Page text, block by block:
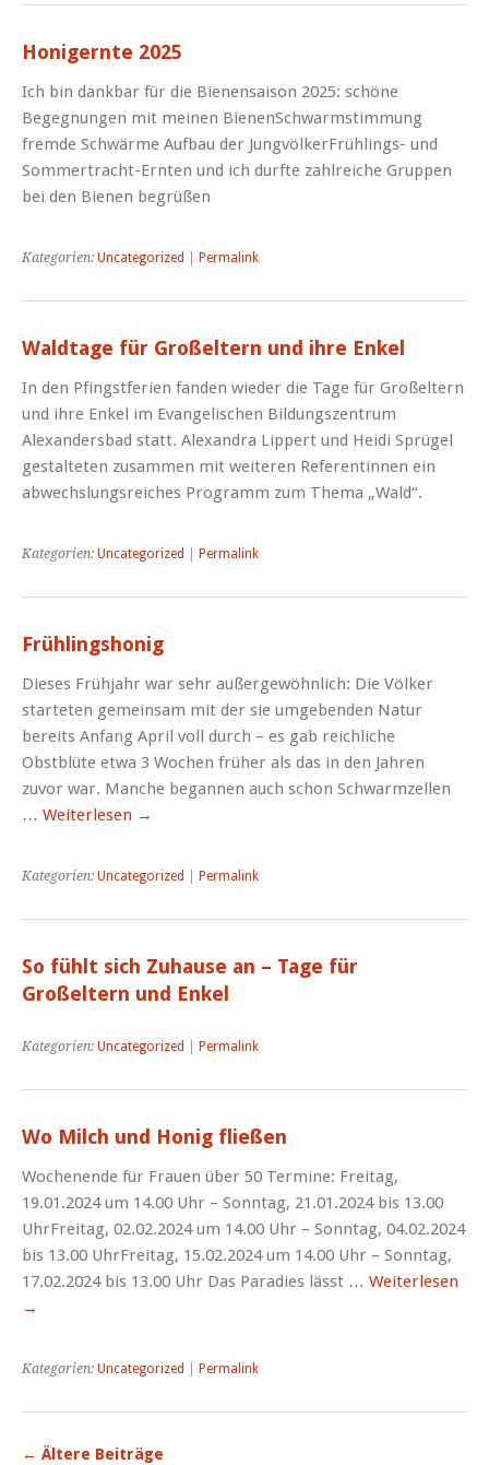
Honigernte 2025
Ich bin dankbar für die Bienensaison 2025: schöne
Begegnungen mit meinen BienenSchwarmstimmung
fremde Schwärme Aufbau der JungvölkerFrühlings- und
Sommertracht-Ernten und ich durfte zahlreiche Gruppen
bei den Bienen begrüßen
Kategorien: Uncategorized Permalink
Waldtage für Großeltern und ihre Enkel
In den Pfingstferien fanden wieder die Tage für Großeltern
und ihre Enkel im Evangelischen Bildungszentrum
Alexandersbad statt. Alexandra Lippert und Heidi Sprügel
gestalteten zusammen mit weiteren Referentinnen ein
abwechslungsreiches Programm zum Thema „Wald“.
Kategorien: Uncategorized Permalink
Frühlingshonig
Dieses Frühjahr war sehr außergewöhnlich: Die Völker
starteten gemeinsam mit der sie umgebenden Natur
bereits Anfang April voll durch – es gab reichliche
Obstblüte etwa 3 Wochen früher als das in den Jahren
zuvor war. Manche begannen auch schon Schwarmzellen
… Weiterlesen →
Kategorien: Uncategorized Permalink
So fühlt sich Zuhause an – Tage für
Großeltern und Enkel
Kategorien: Uncategorized Permalink
Wo Milch und Honig fließen
Wochenende für Frauen über 50 Termine: Freitag,
19.01.2024 um 14.00 Uhr – Sonntag, 21.01.2024 bis 13.00
UhrFreitag, 02.02.2024 um 14.00 Uhr – Sonntag, 04.02.2024
bis 13.00 UhrFreitag, 15.02.2024 um 14.00 Uhr – Sonntag,
17.02.2024 bis 13.00 Uhr Das Paradies lässt … Weiterlesen
→
Kategorien: Uncategorized Permalink
← Ältere Beiträge